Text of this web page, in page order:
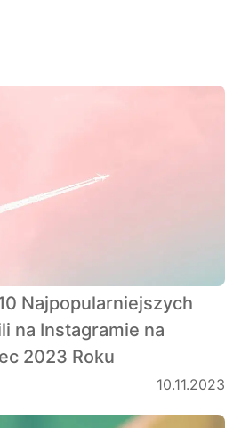
Najpopularniejszych
na Instagramie na
2023 Roku
10.11.2023